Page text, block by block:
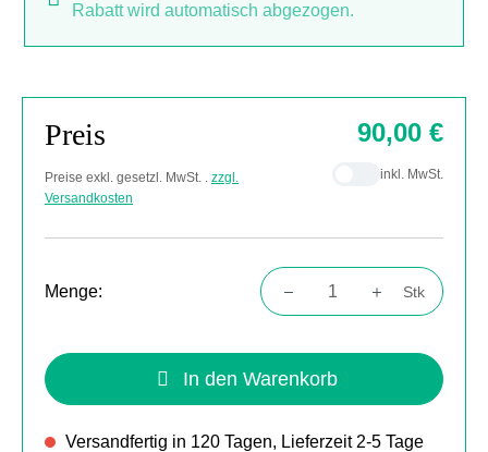
Rabatt wird automatisch abgezogen.
Preis
Preise exkl. gesetzl. MwSt. . zzgl.
Versandkosten
90,00 €
inkl. MwSt.
Menge:
Produkt Anzahl: Gib den gewünschten
Stk
In den Warenkorb
Versandfertig in 120 Tagen, Lieferzeit 2-5 Tage